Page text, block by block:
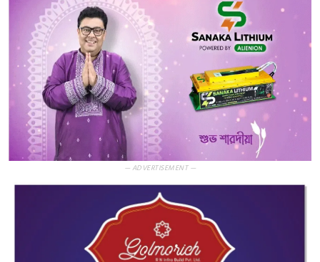
— ADVERTISEMENT —